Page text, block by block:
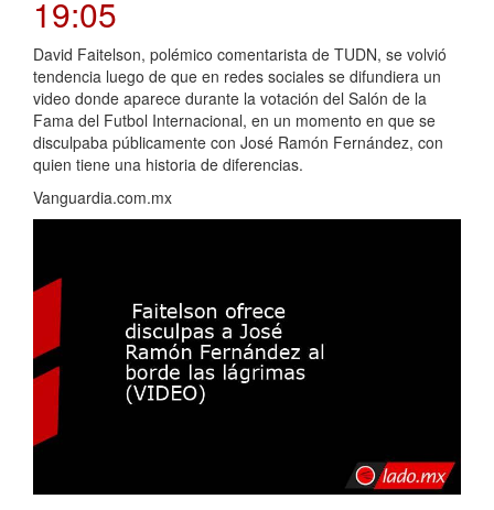
19:05
David Faitelson, polémico comentarista de TUDN, se volvió
tendencia luego de que en redes sociales se difundiera un
video donde aparece durante la votación del Salón de la
Fama del Futbol Internacional, en un momento en que se
disculpaba públicamente con José Ramón Fernández, con
quien tiene una historia de diferencias.
Vanguardia.com.mx